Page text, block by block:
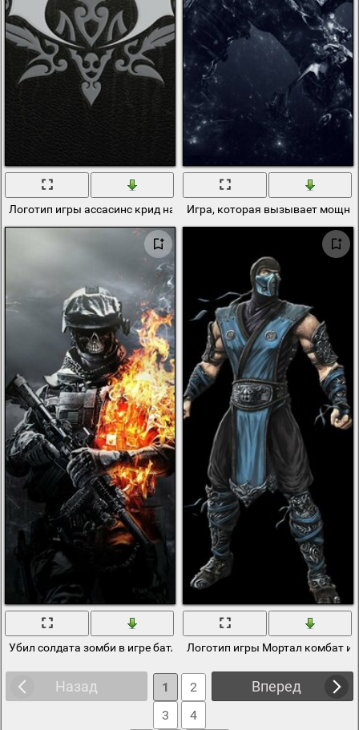
Логотип игры ассасинс крид на черном фонеИгра, которая вызывает
Убил солдата зомби в игре батлфилд3Логотип игры Мортал комбат и
Назад Вперед
1
2
3
4